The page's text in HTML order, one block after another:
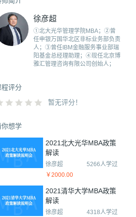
徐彦超
①北大光华管理学院MBA；②曾
任申银万国华北区非标业务部负责
人；③曾任IBM金融服务事业部瑞
阳基金总经理助理；④现任北京博
雅汇管理咨询有限公司创始人；
程评分
暂无评分！
你想学
2021北大光华MBA政策
解读
徐彦超
5266人学过
￥2000.00
2021清华大学MBA政策
解读
徐彦超 4318人学过